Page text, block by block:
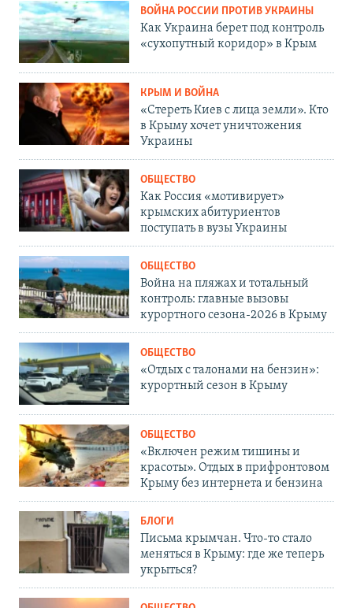
ВОЙНА РОССИИ ПРОТИВ УКРАИНЫ
Как Украина берет под контроль
«сухопутный коридор» в Крым
КРЫМ И ВОЙНА
«Стереть Киев с лица земли». Кто
в Крыму хочет уничтожения
Украины
ОБЩЕСТВО
Как Россия «мотивирует»
крымских абитуриентов
поступать в вузы Украины
ОБЩЕСТВО
Война на пляжах и тотальный
контроль: главные вызовы
курортного сезона-2026 в Крыму
ОБЩЕСТВО
«Отдых с талонами на бензин»:
курортный сезон в Крыму
ОБЩЕСТВО
«Включен режим тишины и
красоты». Отдых в прифронтовом
Крыму без интернета и бензина
БЛОГИ
Письма крымчан. Что-то стало
меняться в Крыму: где же теперь
укрыться?